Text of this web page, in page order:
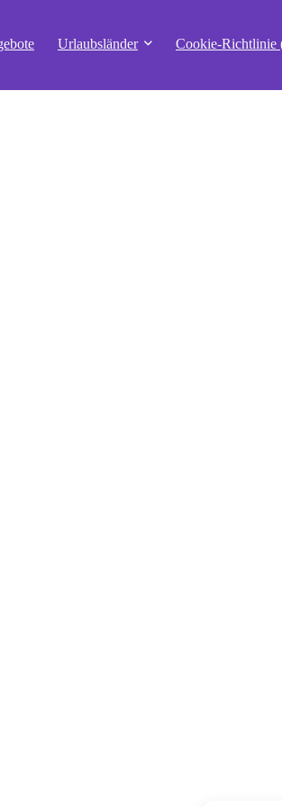
Urlaubsländer Cookie-Richtlinie